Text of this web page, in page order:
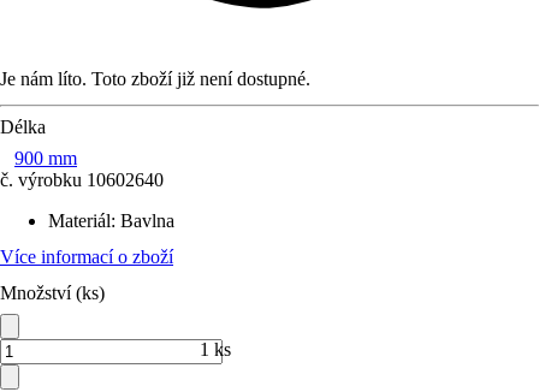
Je nám líto. Toto zboží již není dostupné.
Délka
900 mm
č. výrobku 10602640
Materiál: Bavlna
Více informací o zboží
Množství (ks)
1 ks